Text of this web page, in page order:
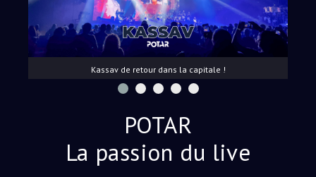
Kassav de retour dans la capitale !
POTAR
La passion du live